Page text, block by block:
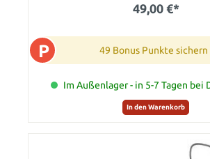
49,00 €*
P 49 Bonus Punkte sichern
Im Außenlager - in 5-7 Tagen bei
In den Warenkorb